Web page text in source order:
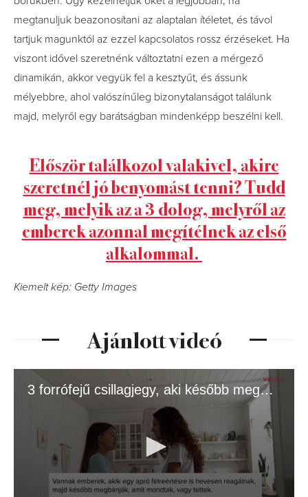
megtanuljuk beazonosítani az alaptalan ítéletet, és távol
tartjuk magunktól az ezzel kapcsolatos rossz érzéseket. Ha
viszont idővel szeretnénk változtatni ezen a mérgező
dinamikán, akkor vegyük fel a kesztyűt, és ássunk
mélyebbre, ahol valószínűleg bizonytalanságot találunk
majd, melyről egy barátságban mindenképp beszélni kell.
Először találkozol valakivel, akire
szeretnél jó benyomást tenni? Tudd
meg, melyik az a 3 dolog, melyről az
emberek azonnal megítélnek az első
alkalommal.
Kiemelt kép: Getty Images
Ajánlott videó
3 forrófejű csillagjegy, aki később megbánja a kitöréseit